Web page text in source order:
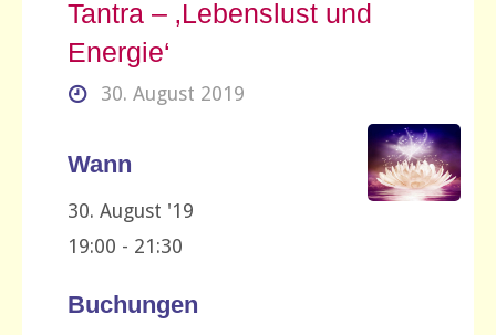
Tantra – ‚Lebenslust und
Energie‘
30. August 2019
Wann
30. August '19
19:00 - 21:30
Buchungen